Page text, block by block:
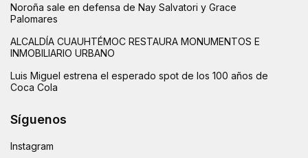
Noroña sale en defensa de Nay Salvatori y Grace
Palomares
ALCALDÍA CUAUHTÉMOC RESTAURA MONUMENTOS E
INMOBILIARIO URBANO
Luis Miguel estrena el esperado spot de los 100 años de
Coca Cola
Síguenos
Instagram